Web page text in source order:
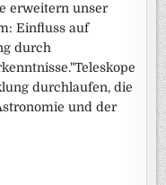
erweitern unser
Einfluss auf
durch
durchlaufen, die
und der